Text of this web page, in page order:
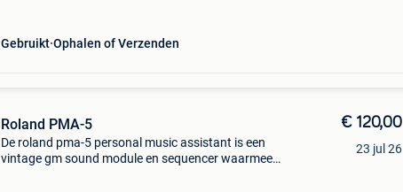
Gebruikt Ophalen of Verzenden
Roland PMA-5
De roland pma-5 personal music assistant is een
vintage gm sound module en sequencer waarmee
€ 120,00
23 jul 26